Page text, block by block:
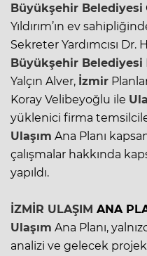
Büyükşehir Belediyesi
Yıldırım’ın ev
Sekreter Yardımcısı Dr.
Büyükşehir Belediyesi
Yalçın Alver, İzmir
Koray Velibeyoğlu ile
yüklenici firma
Ulaşım Ana Planı
çalışmalar hakkında
yapıldı.
İZMİR ULAŞIM ANA
Ulaşım Ana Planı,
analizi ve gelecek